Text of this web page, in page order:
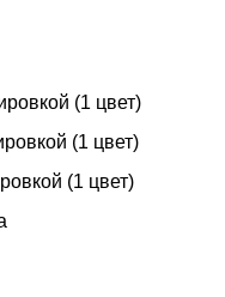
(1 цвет)
(1 цвет)
(1 цвет)